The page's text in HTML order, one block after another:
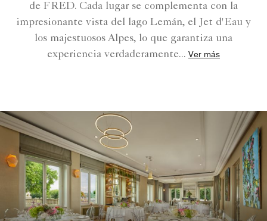
de FRED. Cada lugar se complementa con la
impresionante vista del lago Lemán, el Jet d'Eau y
los majestuosos Alpes, lo que garantiza una
experiencia verdaderamente... Ver más